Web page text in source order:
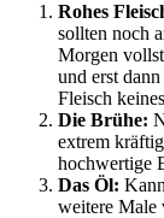
Rohes
sollten noch
Morgen
und erst
Fleisch
Die Brühe:
extrem
hochwertige
Das Öl:
weitere Male